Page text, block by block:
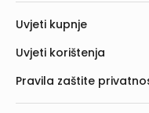
Uvjeti kupnje
Uvjeti korištenja
Pravila zaštite